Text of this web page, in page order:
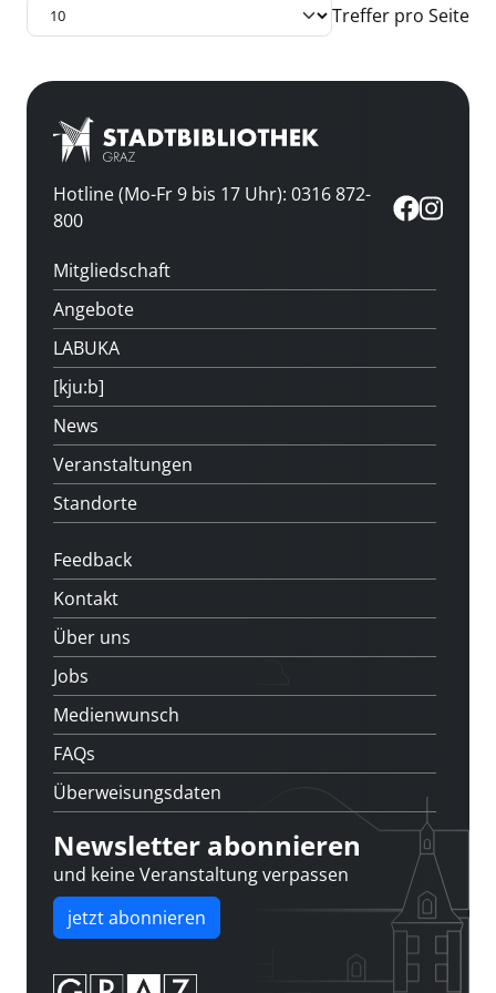
Treffer pro Seite
Hotline (Mo-Fr 9 bis 17 Uhr): 0316 872-
800
Mitgliedschaft
Angebote
LABUKA
[kju:b]
News
Veranstaltungen
Standorte
Feedback
Kontakt
Über uns
Jobs
Medienwunsch
FAQs
Überweisungsdaten
Newsletter abonnieren
und keine Veranstaltung verpassen
jetzt abonnieren